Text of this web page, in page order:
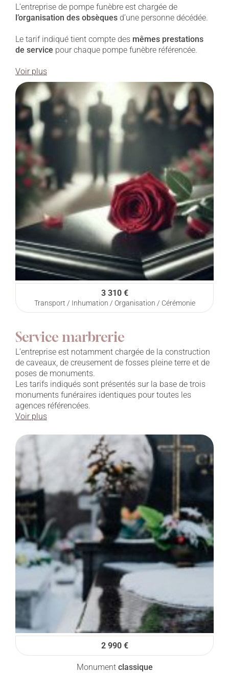
L’entreprise de pompe funèbre est chargée de
l’organisation des obsèques d’une personne décédée.
Le tarif indiqué tient compte des mêmes prestations
de service pour chaque pompe funèbre référencée.
Voir plus
3 310 €
Transport / Inhumation / Organisation / Cérémonie
Service marbrerie
L’entreprise est notamment chargée de la construction
de caveaux, de creusement de fosses pleine terre et de
poses de monuments.
Les tarifs indiqués sont présentés sur la base de trois
monuments funéraires identiques pour toutes les
agences référencées.
Voir plus
Monument classique
2 990 €